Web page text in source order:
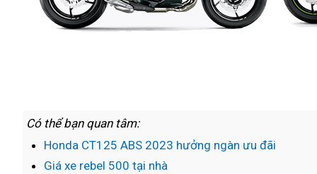
Có thể bạn quan tâm:
Honda CT125 ABS 2023 hưởng ngàn ưu đãi
Giá xe rebel 500 tại nhà